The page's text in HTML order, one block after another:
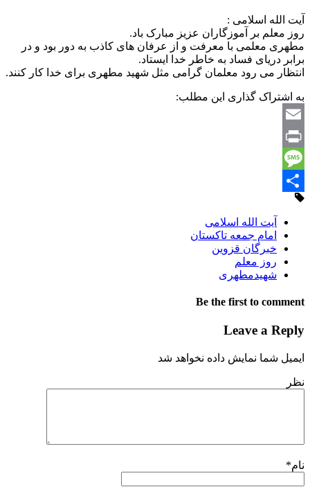
آیت الله اسلامی :
روز معلم بر آموزگاران عزیز مبارک باد.
مطهری معلمی با معرفت و از عرفان های کاذب به دور بود و در
برابر دریای فساد به خاطر خدا ایستاد.
انتظار می رود معلمان گرامی مثل شهید مطهری برای خدا کار کنند.
به اشتراک گذاری این مطلب:
Email
Print
Message
Share
آیت الله اسلامی
امام جمعه تاکستان
خبرگان قزوین
روز معلم
شهیدمطهری
Be the first to comment
Leave a Reply
ایمیل شما نمایش داده نخواهد شد
نظر
نام*